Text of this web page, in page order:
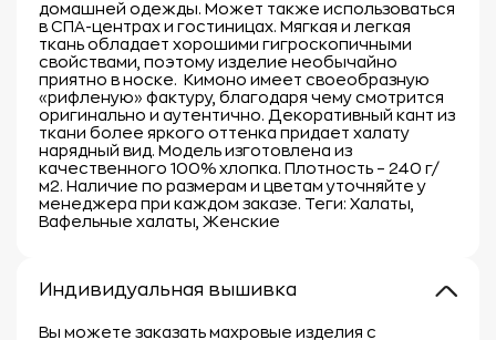
домашней одежды. Может также использоваться
в СПА-центрах и гостиницах. Мягкая и легкая
ткань обладает хорошими гигроскопичными
свойствами, поэтому изделие необычайно
приятно в носке. Кимоно имеет своеобразную
«рифленую» фактуру, благодаря чему смотрится
оригинально и аутентично. Декоративный кант из
ткани более яркого оттенка придает халату
нарядный вид. Модель изготовлена из
качественного 100% хлопка. Плотность – 240 г/
м2. Наличие по размерам и цветам уточняйте у
менеджера при каждом заказе. Теги: Халаты,
Вафельные халаты, Женские
Индивидуальная вышивка
Вы можете заказать махровые изделия с